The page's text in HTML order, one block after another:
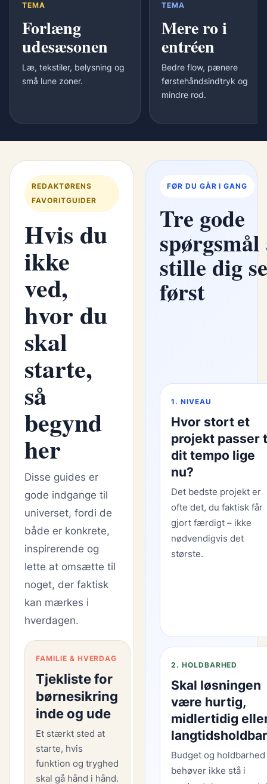
TEMA
Forlæng
udesæsonen
Læ, tekstiler, belysning og
små lune zoner.
TEMA
Mere ro i
entréen
Bedre flow, pænere
førstehåndsindtryk og
mindre rod.
REDAKTØRENS
FAVORITGUIDER
Hvis du
ikke
ved,
hvor du
skal
starte,
så
begynd
her
Disse guides er
gode indgange til
universet, fordi de
både er konkrete,
inspirerende og
lette at omsætte til
noget, der faktisk
kan mærkes i
hverdagen.
FAMILIE & HVERDAG
Tjekliste for
børnesikring
inde og ude
Et stærkt sted at
starte, hvis
funktion og tryghed
skal gå hånd i hånd.
FØR DU GÅR I GANG
Tre gode
stille dig
først
1. NIVEAU
Hvor stort et
projekt passer
dit tempo lige
nu?
Det bedste projekt er
ofte det, du faktisk får
gjort færdigt – ikke
nødvendigvis det
største.
2. HOLDBARHED
Skal løsningen
være hurtig,
midlertidig
Budget og holdbarhed
behøver ikke stå i